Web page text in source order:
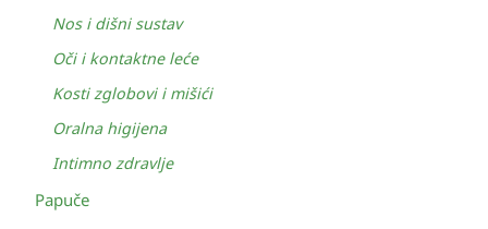
Nos i dišni sustav
Oči i kontaktne leće
Kosti zglobovi i mišići
Oralna higijena
Intimno zdravlje
Papuče